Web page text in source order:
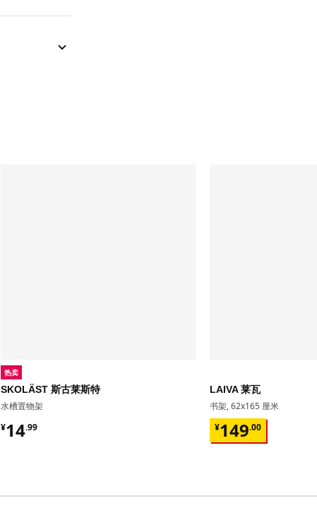
热卖
SKOLÄST 斯古莱斯特
水槽置物架
¥14.99
¥ 14.99
LAIVA 莱瓦
书架, 62x165 厘米
¥149.00
¥ 149.00